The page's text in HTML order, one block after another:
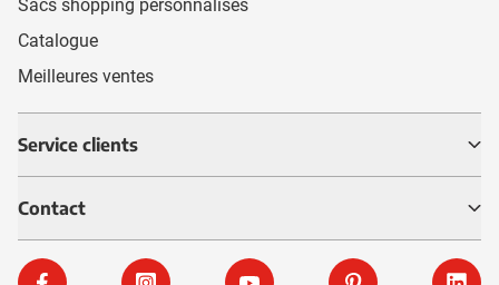
Sacs shopping personnalisés
Catalogue
Meilleures ventes
Service clients
Contact